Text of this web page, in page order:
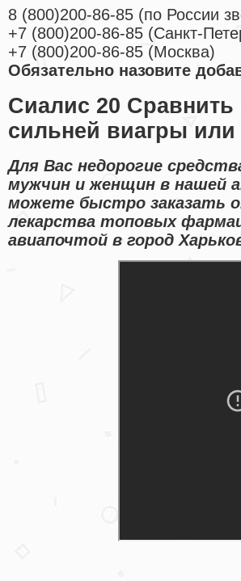
8 (800)200-86-85 (по России
+7 (800)200-86-85 (Санкт-
+7 (800)200-86-85 (Москва)
Обязательно назовите
Сиалис 20
сильней виагры
Для Вас недорогие
мужчин и женщин в нашей
можете быстро заказать
лекарства топовых
авиапочтой в город